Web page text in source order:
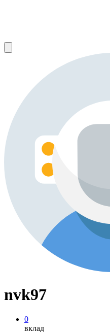
nvk97
0
вклад